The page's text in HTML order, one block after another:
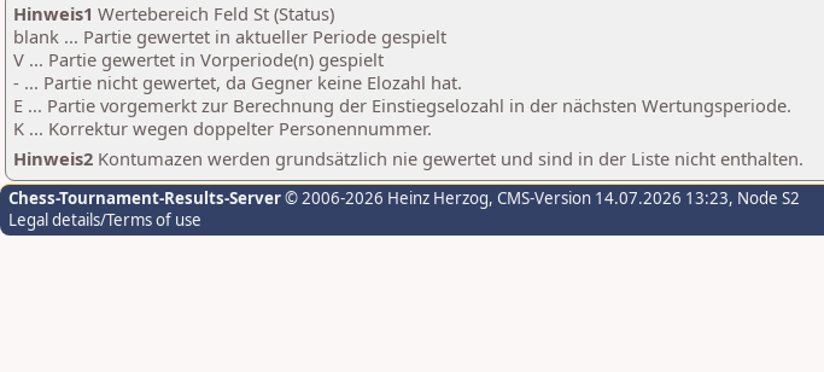
Hinweis1 Wertebereich Feld St (Status)
blank ... Partie gewertet in aktueller Periode gespielt
V ... Partie gewertet in Vorperiode(n) gespielt
- ... Partie nicht gewertet, da Gegner keine Elozahl hat.
E ... Partie vorgemerkt zur Berechnung der Einstiegselozahl in der nächsten Wertungsperiode.
K ... Korrektur wegen doppelter Personennummer.
Hinweis2 Kontumazen werden grundsätzlich nie gewertet und sind in der Liste nicht enthalten.
Chess-Tournament-Results-Server© 2006-2026 Heinz Herzog, CMS-Version 14.07.2026 13:23, Node S2
Legal details/Terms of use